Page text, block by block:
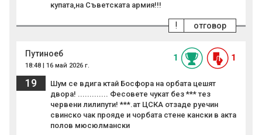
купата,на Съветската армия!!!
отговор
!
Путиноеб
18:48 | 16 май 2026 г.
1 1
19
Шум се вдига ктай Босфора на орбата цешят
двора! ............. Фесовете чукат без *** тез
червени лилипути! ***.ат ЦСКА отзаде руечин
свинско чак прояде и чорбата стене кански в акта
полов мюсюлмански